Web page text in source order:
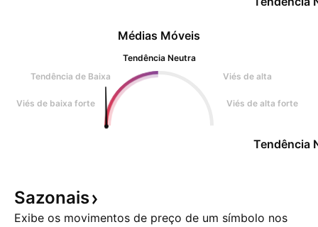
Médias Móveis
Tendência Neutra
Tendência de Baixa
Viés de alta
Viés de baixa forte Viés de alta forte
Tendência
Sazonais
Exibe os movimentos de preço de um símbolo nos